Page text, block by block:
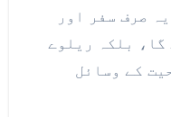
صرف سفر اور
گا، بلکہ ریلوے
کے وسائل